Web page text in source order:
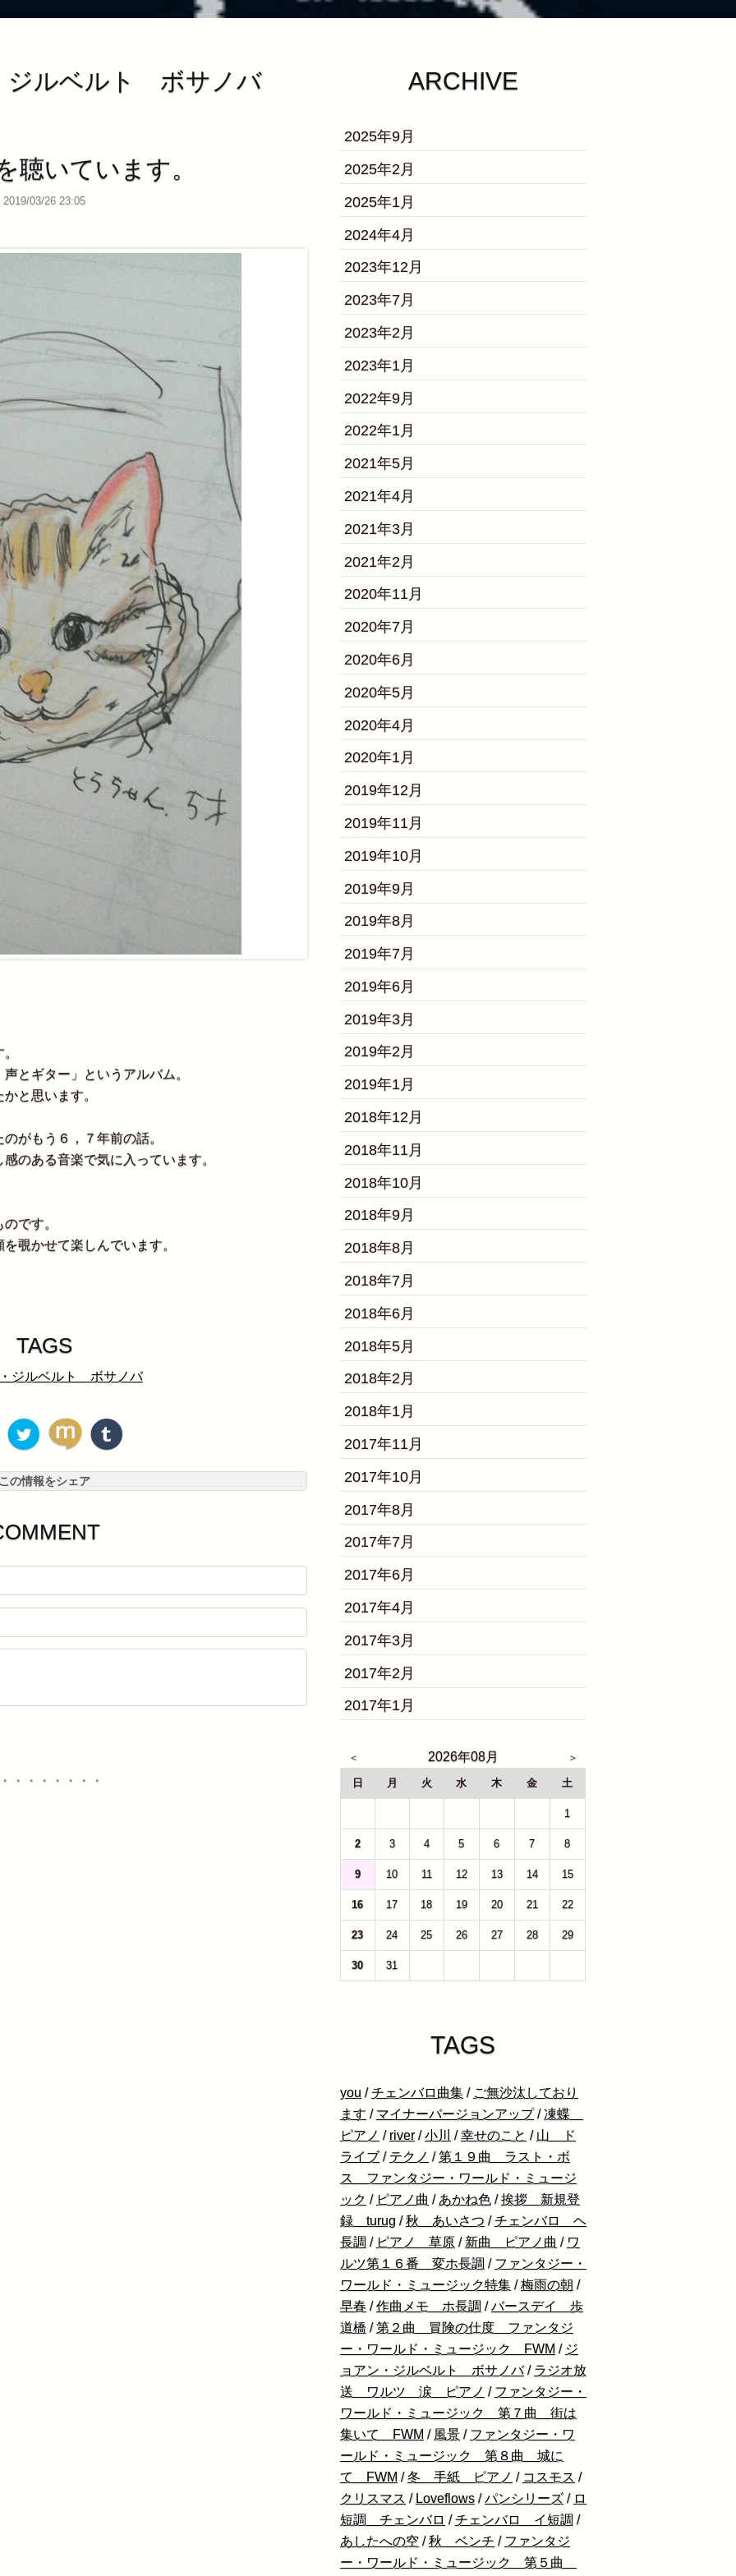
ジルベルト ボサノバ
聴いています。
2019/03/26 23:05
とギター」というアルバム。
と思います。
がもう６，７年前の話。
のある音楽で気に入っています。
です。
覗かせて楽しんでいます。
TAGS
ジルベルト ボサノバ
の情報をシェア
・・・・・・・
ARCHIVE
2025年9月
2025年2月
2025年1月
2024年4月
2023年12月
2023年7月
2023年2月
2023年1月
2022年9月
2022年1月
2021年5月
2021年4月
2021年3月
2021年2月
2020年11月
2020年7月
2020年6月
2020年5月
2020年4月
2020年1月
2019年12月
2019年11月
2019年10月
2019年9月
2019年8月
2019年7月
2019年6月
2019年3月
2019年2月
2019年1月
2018年12月
2018年11月
2018年10月
2018年9月
2018年8月
2018年7月
2018年6月
2018年5月
2018年2月
2018年1月
2017年11月
2017年10月
2017年8月
2017年7月
2017年6月
2017年4月
2017年3月
2017年2月
2017年1月
2026年08月
日 月 火 水 木 金 土
1
2 3 4 5 6 7 8
9 10 11 12 13 14 15
16 17 18 19 20 21 22
23 24 25 26 27 28 29
30 31
TAGS
you /チェンバロ曲集 / ご無沙汰しており
ます / マイナーバージョンアップ /凍蝶
ピアノ / river /小川 /幸せのこと / 山 ド
ライブ / テクノ /第１９曲 ラスト・ボ
ス ファンタジー・ワールド・ミュージ
ック / ピアノ曲 / あかね色 /挨拶 新規登
録 turug /秋 あいさつ /チェンバロ ヘ
長調 / ピアノ 草原 / 新曲 ピアノ曲 / ワ
ルツ第１６番 変ホ長調 / ファンタジー・
ワールド・ミュージック特集 /梅雨の朝 /
早春 /作曲メモ ホ長調 /バースデイ 歩
道橋 /第２曲 冒険の仕度 ファンタジ
ー・ワールド・ミュージック FWM / ジ
ョアン・ジルベルト ボサノバ / ラジオ放
送 ワルツ 涙 ピアノ / ファンタジー・
ワールド・ミュージック 第７曲 街は
集いて FWM / 風景 / ファンタジー・ワ
ールド・ミュージック 第８曲 城に
て FWM /冬 手紙 ピアノ / コスモス /
クリスマス / Loveflows /パンシリーズ / ロ
短調 チェンバロ /チェンバロ イ短調 /
あしたへの空 /秋 ベンチ / ファンタジ
ー・ワールド・ミュージック 第５曲